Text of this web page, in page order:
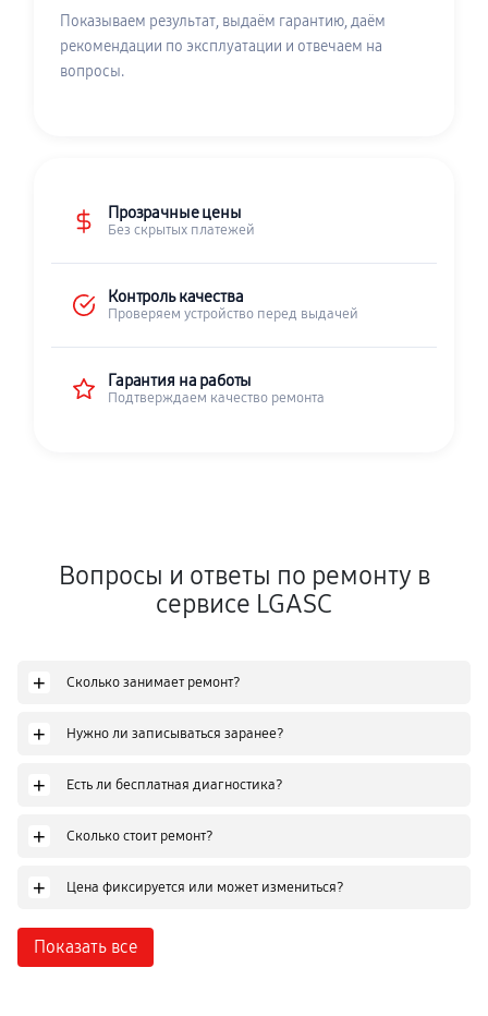
Показываем результат, выдаём гарантию, даём
рекомендации по эксплуатации и отвечаем на
вопросы.
Прозрачные цены
Без скрытых платежей
Контроль качества
Проверяем устройство перед выдачей
Гарантия на работы
Подтверждаем качество ремонта
Вопросы и ответы по ремонту в
сервисе LGASC
+ Сколько занимает ремонт?
+ Нужно ли записываться заранее?
+ Есть ли бесплатная диагностика?
+ Сколько стоит ремонт?
+ Цена фиксируется или может измениться?
Показать все